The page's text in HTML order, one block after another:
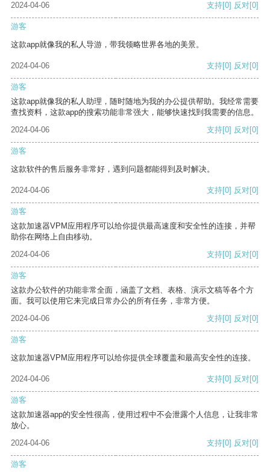
2024-04-06 支持[0] 反对[0]
游客
这款app就像我的私人导游，带我领略世界各地的美景。
2024-04-06 支持[0] 反对[0]
游客
这款app就像我的私人助理，随时随地为我的办公提供帮助。我经常需要
查找资料，这款app的搜索功能非常强大，能够快速找到我需要的信息。
2024-04-06
支持[0] 反对[0]
游客
这款软件的售后服务非常好，遇到问题都能得到及时解决。
2024-04-06 支持[0] 反对[0]
游客
这款加速器VPM应用程序可以给你提供最高速度和安全性的连接，并帮
助你在网络上自由移动。
2024-04-06
支持[0] 反对[0]
游客
这款办公软件的功能非常全面，涵盖了文档、表格、演示文稿等各个方
面。我可以使用它来完成日常办公的所有任务，非常方便。
2024-04-06
支持[0] 反对[0]
游客
这款加速器VPM应用程序可以给你提供全球覆盖和最高安全性的连接。
2024-04-06 支持[0] 反对[0]
游客
这款加速器app的安全性很高，使用过程中不会泄露个人信息，让我非常
放心。
2024-04-06
支持[0] 反对[0]
游客